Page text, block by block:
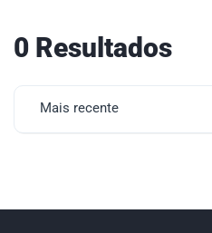
0 Resultados
Mais recente